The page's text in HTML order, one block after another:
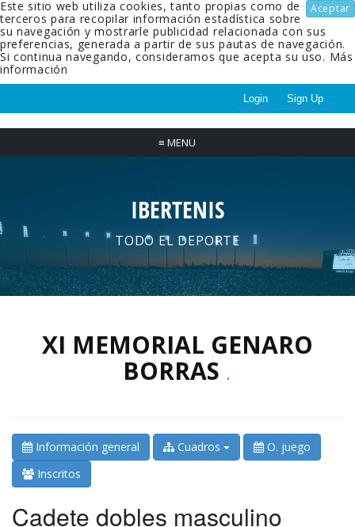
Aceptar
Este sitio web utiliza cookies, tanto propias como de
terceros para recopilar información estadística sobre
su navegación y mostrarle publicidad relacionada con sus
preferencias, generada a partir de sus pautas de navegación.
Si continua navegando, consideramos que acepta su uso. Más
información
Login Sign Up
≡ MENU
IBERTENIS
TODO EL DEPORTE
XI MEMORIAL GENARO
BORRAS .
Información general Cuadros
O. juego
Inscritos
Cadete dobles masculino